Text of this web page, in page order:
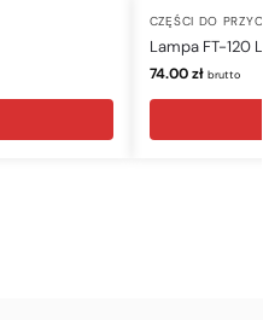
CZĘŚCI DO
Lampa FT-120
74.00zł brutto